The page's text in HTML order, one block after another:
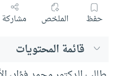
حفظ الملخص مشاركة
قائمة المحتويات